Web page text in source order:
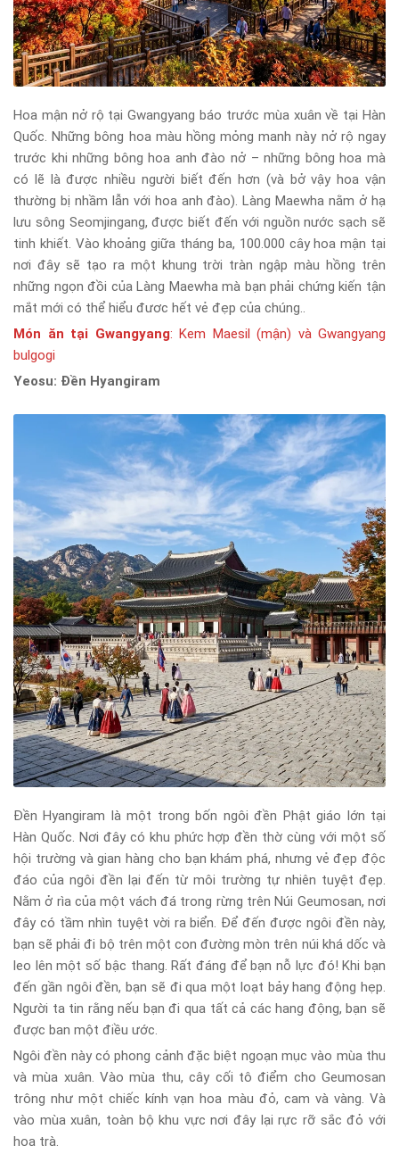
Hoa mận nở rộ tại Gwangyang báo trước mùa xuân về tại Hàn
Quốc. Những bông hoa màu hồng mỏng manh này nở rộ ngay
trước khi những bông hoa anh đào nở – những bông hoa mà
có lẽ là được nhiều người biết đến hơn (và bở vậy hoa vận
thường bị nhầm lẫn với hoa anh đào). Làng Maewha nằm ở hạ
lưu sông Seomjingang, được biết đến với nguồn nước sạch sẽ
tinh khiết. Vào khoảng giữa tháng ba, 100.000 cây hoa mận tại
nơi đây sẽ tạo ra một khung trời tràn ngập màu hồng trên
những ngọn đồi của Làng Maewha mà bạn phải chứng kiến tận
mắt mới có thể hiểu đươc hết vẻ đẹp của chúng..
Món ăn tại Gwangyang: Kem Maesil (mận) và Gwangyang
bulgogi
Yeosu: Đền Hyangiram
Đền Hyangiram là một trong bốn ngôi đền Phật giáo lớn tại
Hàn Quốc. Nơi đây có khu phức hợp đền thờ cùng với một số
hội trường và gian hàng cho bạn khám phá, nhưng vẻ đẹp độc
đáo của ngôi đền lại đến từ môi trường tự nhiên tuyệt đẹp.
Nằm ở rìa của một vách đá trong rừng trên Núi Geumosan, nơi
đây có tầm nhìn tuyệt vời ra biển. Để đến được ngôi đền này,
bạn sẽ phải đi bộ trên một con đường mòn trên núi khá dốc và
leo lên một số bậc thang. Rất đáng để bạn nỗ lực đó! Khi bạn
đến gần ngôi đền, bạn sẽ đi qua một loạt bảy hang động hẹp.
Người ta tin rằng nếu bạn đi qua tất cả các hang động, bạn sẽ
được ban một điều ước.
Ngôi đền này có phong cảnh đặc biệt ngoạn mục vào mùa thu
và mùa xuân. Vào mùa thu, cây cối tô điểm cho Geumosan
trông như một chiếc kính vạn hoa màu đỏ, cam và vàng. Và
vào mùa xuân, toàn bộ khu vực nơi đây lại rực rỡ sắc đỏ với
hoa trà.